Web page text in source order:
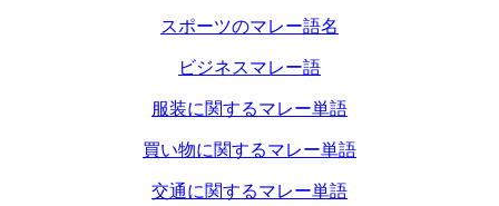
スポーツのマレー語名
ビジネスマレー語
服装に関するマレー単語
買い物に関するマレー単語
交通に関するマレー単語